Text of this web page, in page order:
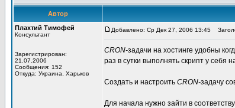
Автор
Плахтий Тимофей
Консультант
Зарегистрирован:
21.07.2006
Сообщения: 152
Откуда: Украина, Харьков
Добавлено: Ср Дек 27, 2006 13:45
CRON-задачи на хостинге удобны
раз в сутки выполнять скрипт у себя
Создать и настроить CRON-задачу
Для начала нужно зайти в